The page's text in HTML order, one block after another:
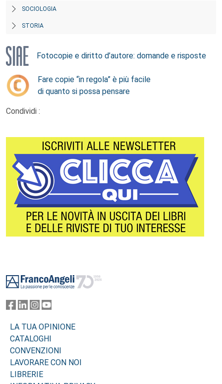
SOCIOLOGIA
STORIA
Fotocopie e diritto d’autore: domande e risposte
Fare copie “in regola” è più facile
di quanto si possa pensare
Condividi :
LA TUA OPINIONE
CATALOGHI
CONVENZIONI
LAVORARE CON NOI
LIBRERIE